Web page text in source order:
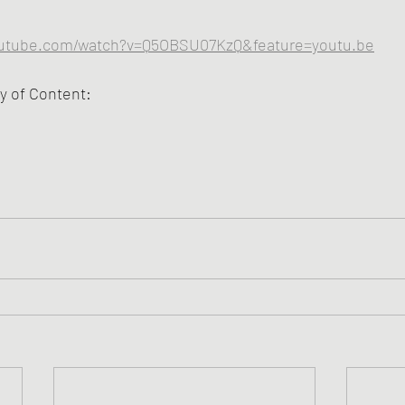
watch?v=Q5OBSU07KzQ&feature=youtu.be
of Content: